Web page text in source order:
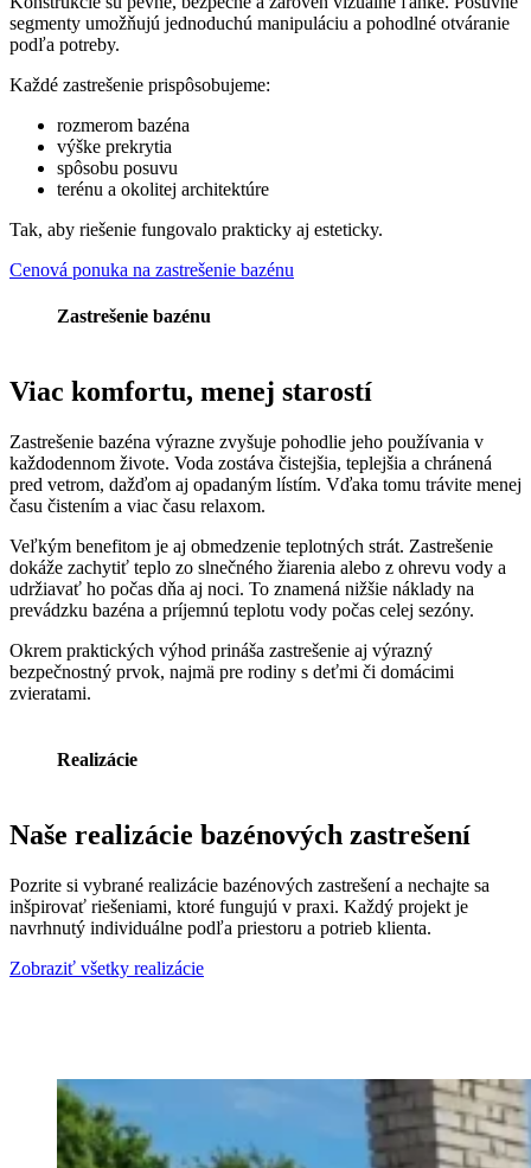
segmenty umožňujú jednoduchú manipuláciu a pohodlné otváranie
podľa potreby.
Každé zastrešenie prispôsobujeme:
rozmerom bazéna
výške prekrytia
spôsobu posuvu
terénu a okolitej architektúre
Tak, aby riešenie fungovalo prakticky aj esteticky.
Cenová ponuka na zastrešenie bazénu
Zastrešenie bazénu
Viac komfortu, menej starostí
Zastrešenie bazéna výrazne zvyšuje pohodlie jeho používania v
každodennom živote. Voda zostáva čistejšia, teplejšia a chránená
pred vetrom, dažďom aj opadaným lístím. Vďaka tomu trávite menej
času čistením a viac času relaxom.
Veľkým benefitom je aj obmedzenie teplotných strát. Zastrešenie
dokáže zachytiť teplo zo slnečného žiarenia alebo z ohrevu vody a
udržiavať ho počas dňa aj noci. To znamená nižšie náklady na
prevádzku bazéna a príjemnú teplotu vody počas celej sezóny.
Okrem praktických výhod prináša zastrešenie aj výrazný
bezpečnostný prvok, najmä pre rodiny s deťmi či domácimi
zvieratami.
Realizácie
Naše realizácie bazénových zastrešení
Pozrite si vybrané realizácie bazénových zastrešení a nechajte sa
inšpirovať riešeniami, ktoré fungujú v praxi. Každý projekt je
navrhnutý individuálne podľa priestoru a potrieb klienta.
Zobraziť všetky realizácie